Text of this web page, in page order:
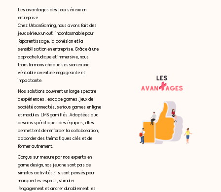
Les avantages des jeux sérieux en
entreprise
Chez UrbanGaming, nous avons fait des
jeux sérieux un outil incontournable pour
l’apprentissage, la cohésion et la
sensibilisation en entreprise. Grâce à une
approche ludique et immersive, nous
transformons chaque session en une
véritable aventure engageante et
impactante.
Nos solutions couvrent un large spectre
d’expériences : escape games, jeux de
société connectés, serious games en ligne
et modules LMS gamifiés. Adaptées aux
besoins spécifiques des équipes, elles
permettent de renforcer la collaboration,
d’aborder des thématiques clés et de
former autrement.
Conçus sur mesure par nos experts en
game design, nos jeux ne sont pas de
simples activités : ils sont pensés pour
marquer les esprits, stimuler
l’engagement et ancrer durablement les